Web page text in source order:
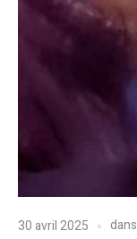
30 avril 2025 dans